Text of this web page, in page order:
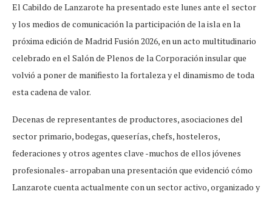
El Cabildo de Lanzarote ha presentado este lunes ante el sector
y los medios de comunicación la participación de la isla en la
próxima edición de Madrid Fusión 2026, en un acto multitudinario
celebrado en el Salón de Plenos de la Corporación insular que
volvió a poner de manifiesto la fortaleza y el dinamismo de toda
esta cadena de valor.
Decenas de representantes de productores, asociaciones del
sector primario, bodegas, queserías, chefs, hosteleros,
federaciones y otros agentes clave -muchos de ellos jóvenes
profesionales- arropaban una presentación que evidenció cómo
Lanzarote cuenta actualmente con un sector activo, organizado y